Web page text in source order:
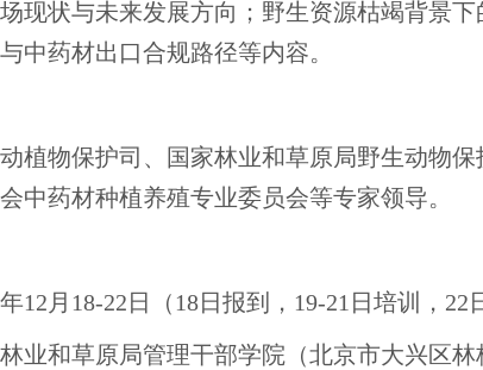
现状与未来发展方向；野生资源枯竭背景
中药材出口合规路径等内容。
植物保护司、国家林业和草原局野生动物
中药材种植养殖专业委员会等专家领导。
12月18-22日（18日报到，19-21日培训，22
业和草原局管理干部学院（北京市大兴区林